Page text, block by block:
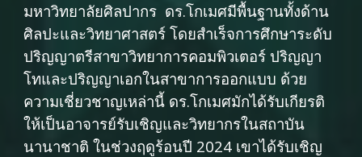
มหาวิทยาลัยศิลปากร ดร.โกเมศมีพื้นฐานทั้งด้าน
ศิลปะและวิทยาศาสตร์ โดยสำเร็จการศึกษาระดับ
ปริญญาตรีสาขาวิทยาการคอมพิวเตอร์ ปริญญา
โทและปริญญาเอกในสาขาการออกแบบ ด้วย
ความเชี่ยวชาญเหล่านี้ ดร.โกเมศมักได้รับเกียรติ
ให้เป็นอาจารย์รับเชิญและวิทยากรในสถาบัน
นานาชาติ ในช่วงฤดูร้อนปี 2024 เขาได้รับเชิญ